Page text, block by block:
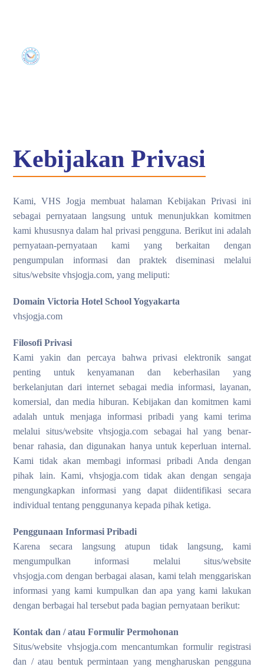
Kebijakan Privasi
Kami, VHS Jogja membuat halaman Kebijakan Privasi ini
sebagai pernyataan langsung untuk menunjukkan komitmen
kami khususnya dalam hal privasi pengguna. Berikut ini adalah
pernyataan-pernyataan kami yang berkaitan dengan
pengumpulan informasi dan praktek diseminasi melalui
situs/website vhsjogja.com, yang meliputi:
Domain Victoria Hotel School Yogyakarta
vhsjogja.com
Filosofi Privasi
Kami yakin dan percaya bahwa privasi elektronik sangat
penting untuk kenyamanan dan keberhasilan yang
berkelanjutan dari internet sebagai media informasi, layanan,
komersial, dan media hiburan. Kebijakan dan komitmen kami
adalah untuk menjaga informasi pribadi yang kami terima
melalui situs/website vhsjogja.com sebagai hal yang benar-
benar rahasia, dan digunakan hanya untuk keperluan internal.
Kami tidak akan membagi informasi pribadi Anda dengan
pihak lain. Kami, vhsjogja.com tidak akan dengan sengaja
mengungkapkan informasi yang dapat diidentifikasi secara
individual tentang penggunanya kepada pihak ketiga.
Penggunaan Informasi Pribadi
Karena secara langsung atupun tidak langsung, kami
mengumpulkan informasi melalui situs/website
vhsjogja.com dengan berbagai alasan, kami telah menggariskan
informasi yang kami kumpulkan dan apa yang kami lakukan
dengan berbagai hal tersebut pada bagian pernyataan berikut:
Kontak dan / atau Formulir Permohonan
Situs/website vhsjogja.com mencantumkan formulir registrasi
dan / atau bentuk permintaan yang mengharuskan pengguna